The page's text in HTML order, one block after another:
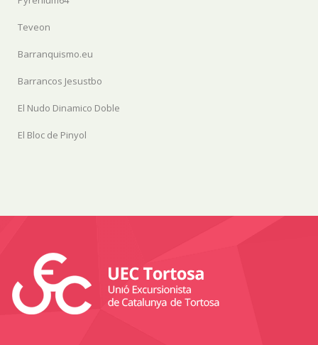
Teveon
Barranquismo.eu
Barrancos Jesustbo
El Nudo Dinamico Doble
El Bloc de Pinyol